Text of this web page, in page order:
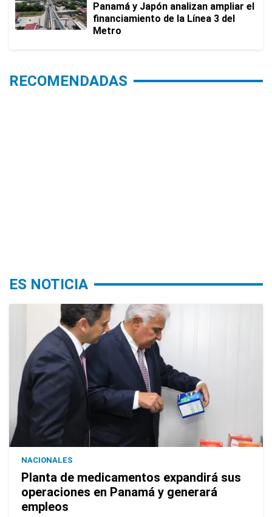
Panamá y Japón analizan ampliar el
financiamiento de la Línea 3 del
Metro
RECOMENDADAS
ES NOTICIA
NACIONALES
Planta de medicamentos expandirá sus
operaciones en Panamá y generará
empleos